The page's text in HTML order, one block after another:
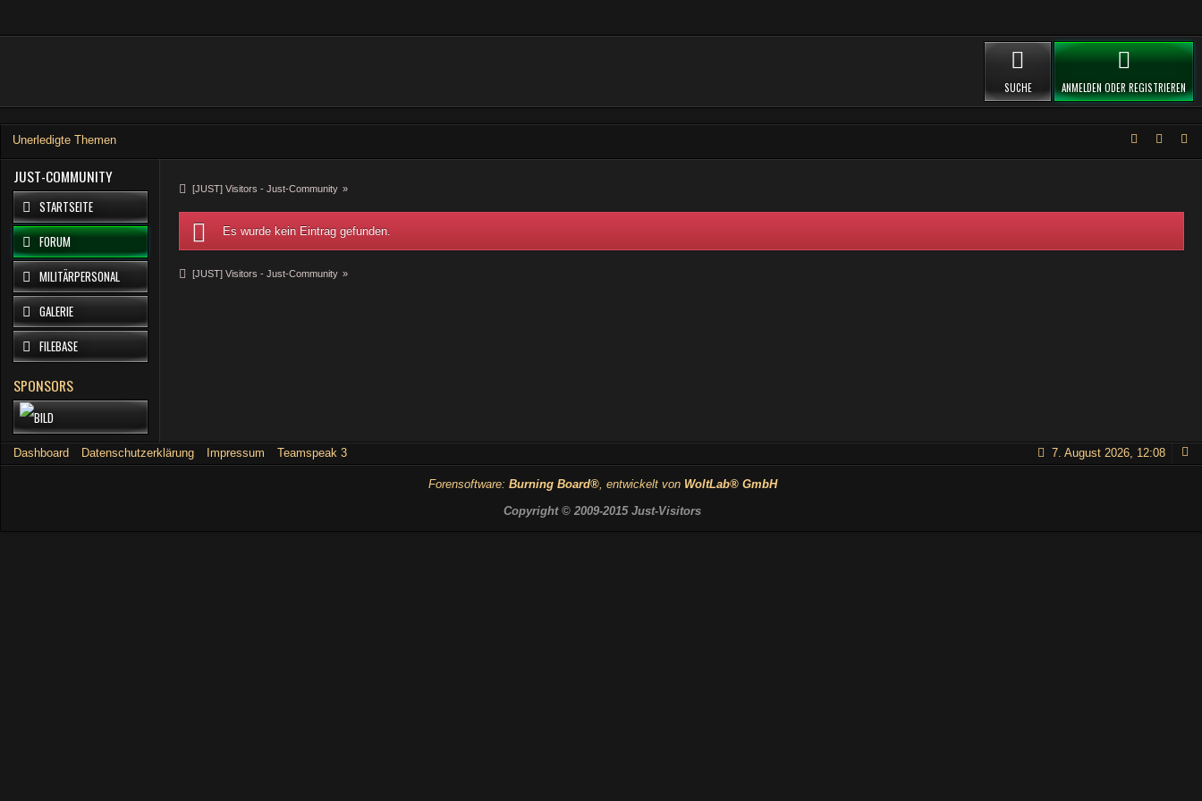
ANMELDEN ODER REGISTRIEREN
SUCHE
Unerledigte Themen
JUST-COMMUNITY
STARTSEITE
FORUM
MILITÄRPERSONAL
GALERIE
FILEBASE
SPONSORS
[JUST] Visitors - Just-Community »
Es wurde kein Eintrag gefunden.
[JUST] Visitors - Just-Community »
Dashboard Datenschutzerklärung Impressum Teamspeak 3 7. August 2026, 12:08
Forensoftware: Burning Board®, entwickelt von WoltLab® GmbH
Copyright © 2009-2015 Just-Visitors